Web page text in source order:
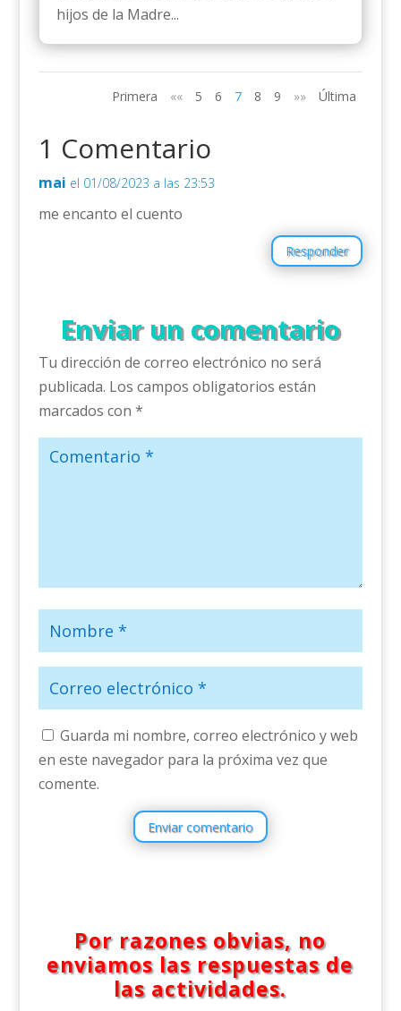
hijos de la Madre...
Primera «« 5 6 7 8 9 »» Última
1 Comentario
mai el 01/08/2023 a las 23:53
me encanto el cuento
Responder
Enviar un comentario
Tu dirección de correo electrónico no será
publicada. Los campos obligatorios están
marcados con *
Guarda mi nombre, correo electrónico y web
en este navegador para la próxima vez que
comente.
Enviar comentario
Por razones obvias, no
enviamos las respuestas de
las actividades.